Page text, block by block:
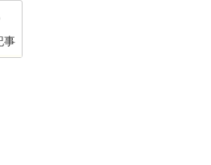
ぬも八卦」
事